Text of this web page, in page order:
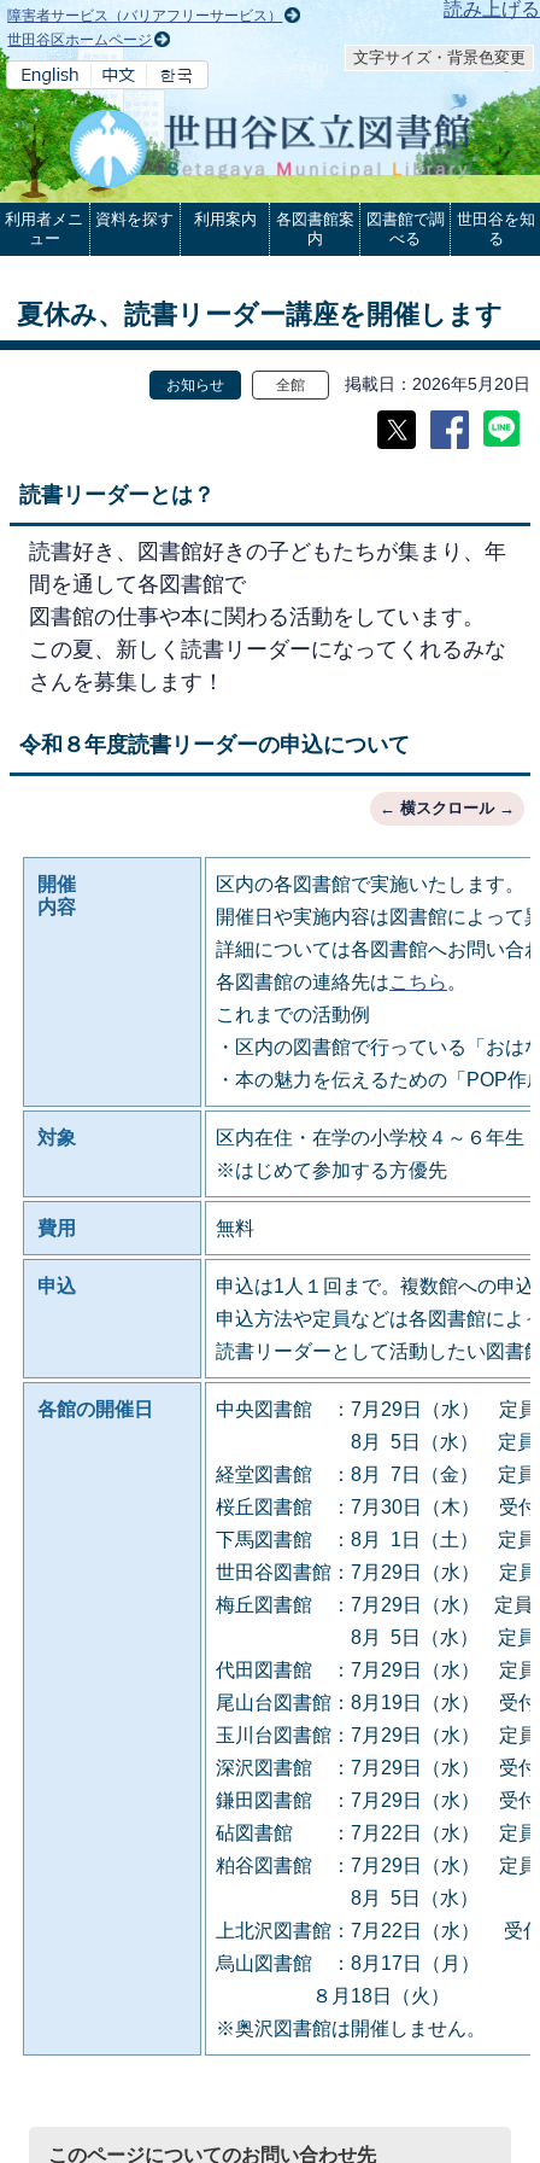
本文へ 読み上げる
障害者サービス（バリアフリーサービス）
世田谷区ホームページ
文字サイズ・背景色変更
利用者メニ
ュー
資料を探す 利用案内
各図書館案
内
図書館で調
べる
世田谷を知
る
夏休み、読書リーダー講座を開催します
お知らせ 全館 掲載日 2026年5月20日
読書リーダーとは？
読書好き、図書館好きの子どもたちが集まり、年
間を通して各図書館で
図書館の仕事や本に関わる活動をしています。
この夏、新しく読書リーダーになってくれるみな
さんを募集します！
令和８年度読書リーダーの申込について
開催
内容
区内の各図書館で実施いたします。
開催日や実施内容は図書館によって
詳細については各図書館へお問い合
各図書館の連絡先はこちら 。
これまでの活動例
・区内の図書館で行っている「おは
・本の魅力を伝えるための「POP
対象
区内在住・在学の小学校４～６年生
※はじめて参加する方優先
費用 無料
申込
申込は1人１回まで。複数館への申
申込方法や定員などは各図書館によ
読書リーダーとして活動したい図書
各館の開催日
中央図書館 ：7月29日（水） 定員
8月 5日（水） 定員に達
経堂図書館 ：8月 7日（金） 定員
桜丘図書館 ：7月30日（木） 受付
下馬図書館 ：8月 1日（土） 定員
世田谷図書館：7月29日（水） 定員
梅丘図書館 ：7月29日（水） 定員
8月 5日（水） 定員に達
代田図書館 ：7月29日（水） 定員
尾山台図書館：8月19日（水） 受
玉川台図書館：7月29日（水） 定員
深沢図書館 ：7月29日（水） 受付
鎌田図書館 ：7月29日（水） 受付
砧図書館 ：7月22日（水） 定員
粕谷図書館 ：7月29日（水） 定員
8月 5日（水）
上北沢図書館：7月22日（水） 受
烏山図書館 ：8月17日（月）
８月18日（火）
※奥沢図書館は開催しません。
このページについてのお問い合わせ先